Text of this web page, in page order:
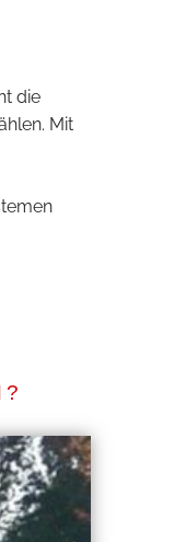
die
Mit